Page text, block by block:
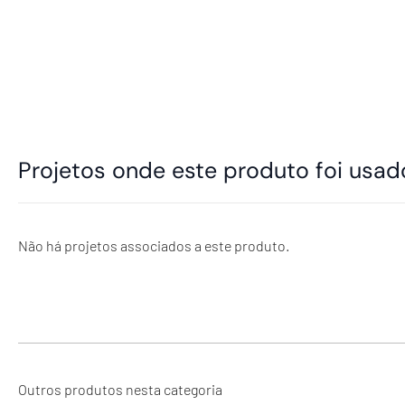
Projetos onde este produto foi
Não há projetos associados a este produto.
Outros produtos nesta categoria